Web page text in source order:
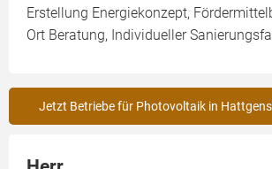
Erstellung Energiekonzept,
Ort Beratung, Individueller
Jetzt Betriebe für Photovoltaik in